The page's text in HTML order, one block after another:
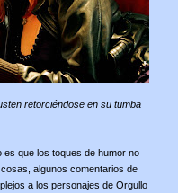
retorciéndose en su tumba
que los toques de humor no
algunos comentarios de
a los personajes de Orgullo